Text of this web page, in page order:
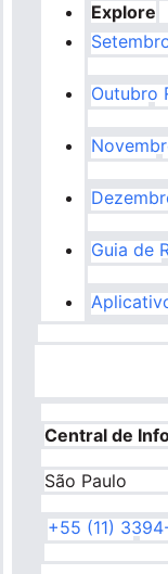
Explore
Outubro
Guia de
Central de
São Paulo
+55 (11)